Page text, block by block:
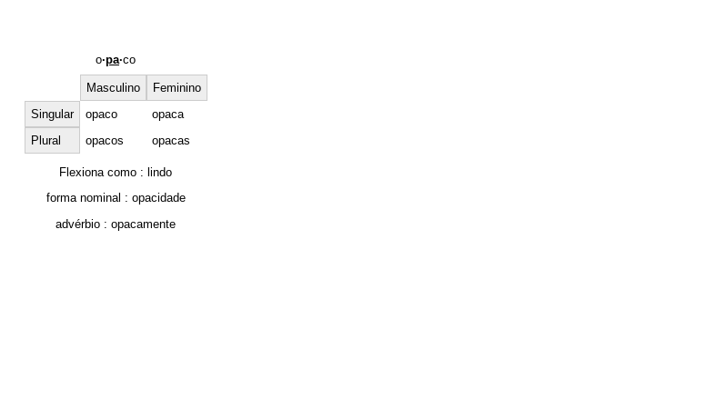
o·pa·co
Masculino
Feminino
Singular
opaco
opaca
Plural
opacos opacas
Flexiona como : lindo
forma nominal : opacidade
advérbio : opacamente